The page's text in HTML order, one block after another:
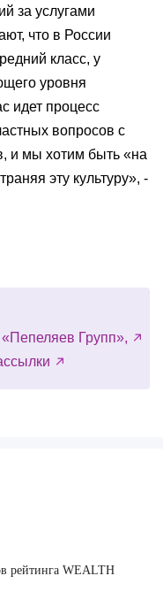
за услугами
что в России
класс, у
уровня
идет процесс
вопросов с
и мы хотим быть «на
эту культуру», -
Групп»,
рейтинга WEALTH